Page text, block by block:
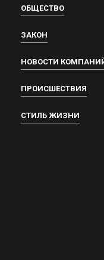
ОБЩЕСТВО
ЗАКОН
НОВОСТИ
ПРОИСШЕСТВИЯ
СТИЛЬ ЖИЗНИ